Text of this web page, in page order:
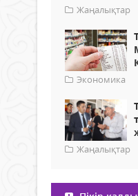
Жаңалықтар
Экономика
Жаңалықтар